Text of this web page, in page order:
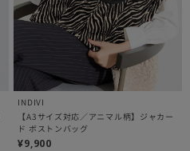
INDIVI
【A3サイズ対応／アニマル柄】ジャカー
ド ボストンバッグ
¥9,900